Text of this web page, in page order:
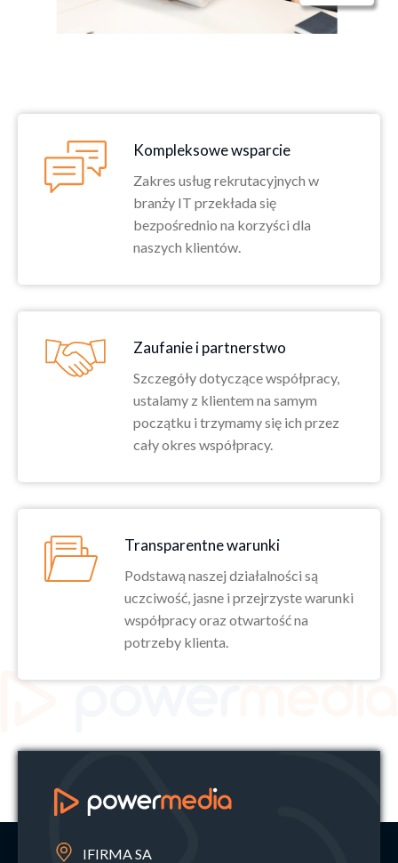
Kompleksowe wsparcie
Zakres usług rekrutacyjnych w
branży IT przekłada się
bezpośrednio na korzyści dla
naszych klientów.
Zaufanie i partnerstwo
Szczegóły dotyczące współpracy,
ustalamy z klientem na samym
początku i trzymamy się ich przez
cały okres współpracy.
Transparentne warunki
Podstawą naszej działalności są
uczciwość, jasne i przejrzyste warunki
współpracy oraz otwartość na
potrzeby klienta.
IFIRMA SA